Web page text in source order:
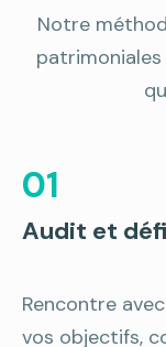
Notre
01
Audit et
Rencontre
vos objectifs,